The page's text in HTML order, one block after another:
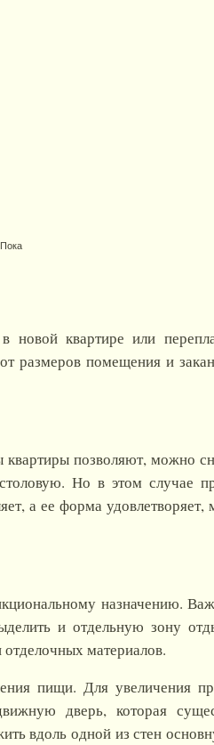
новой квартире или
размеров помещения и
квартиры позволяют, можно
Но в этом случае
а ее форма
назначению.
и отдельную зону
материалов.
пищи. Для увеличения
дверь, которая
вдоль одной из стен